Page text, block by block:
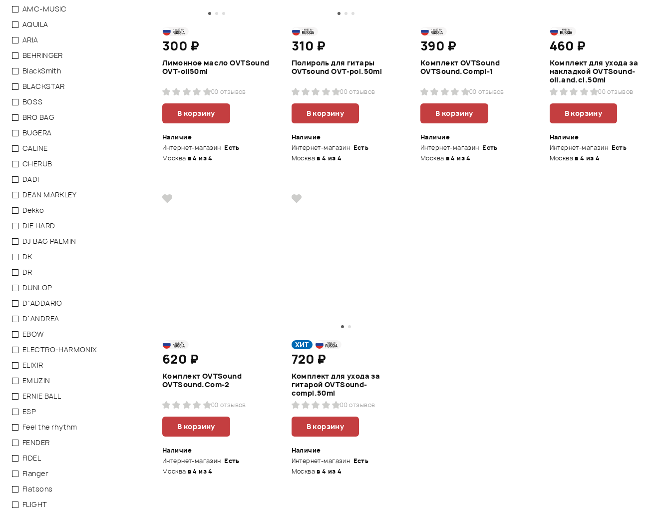
AMC-MUSIC
AQUILA
ARIA
BEHRINGER
BlackSmith
BLACKSTAR
BOSS
BRO BAG
BUGERA
CALINE
CHERUB
DADI
DEAN MARKLEY
Dekko
DIE HARD
DJ BAG PALMIN
DK
DR
DUNLOP
D`ADDARIO
D`ANDREA
EBOW
ELECTRO-HARMONIX
ELIXIR
EMUZIN
ERNIE BALL
ESP
Feel the rhythm
FENDER
FIDEL
Flanger
Flatsons
FLIGHT
300 ₽
Лимонное масло OVTSound
OVT-oil50ml
00 отзывов
В корзину
Наличие
Интернет-магазин Есть
Москва в 4 из 4
310 ₽
Полироль для гитары
OVTsound OVT-pol.50ml
00 отзывов
В корзину
Наличие
Интернет-магазин Есть
Москвав 4 из 4
390 ₽
Комплект OVTSound
OVTSound.Compl-1
00 отзывов
В корзину
Наличие
Интернет-магазин Есть
Москва в 4 из 4
460 ₽
Комплект для ухода за
накладкой OVTSound-
oil.and.cl.50ml
00 отзывов
В корзину
Наличие
Интернет-магазин Есть
Москвав 4 из 4
620 ₽
Комплект OVTSound
OVTSound.Com-2
00 отзывов
В корзину
Наличие
Интернет-магазин Есть
Москва в 4 из 4
ХИТ
720 ₽
Комплект для ухода за
гитарой OVTSound-
compl.50ml
00 отзывов
В корзину
Наличие
Интернет-магазин Есть
Москвав 4 из 4